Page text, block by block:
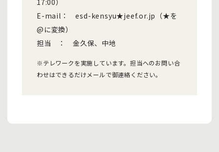
17:00）
E-mail： esd-kensyu★jeef.or.jp（★を
@に変換）
担当 ： 金久保、中地
※テレワークを実施しています。担当へのお問い合
わせはできるだけメールで御連絡ください。